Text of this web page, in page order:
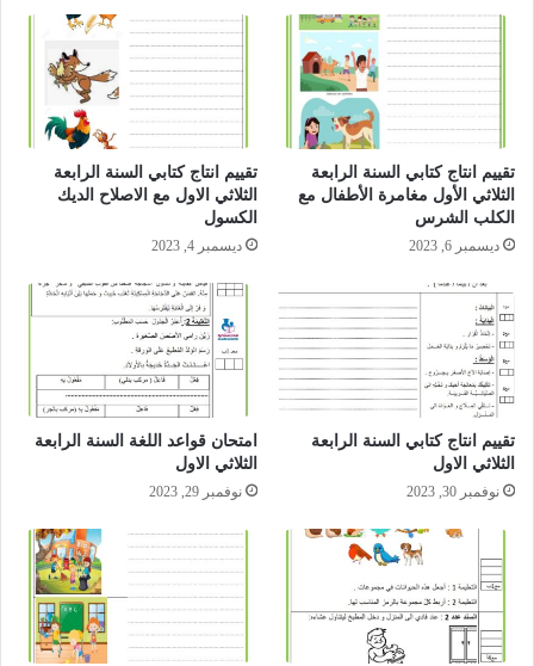
تقييم انتاج كتابي السنة الرابعة
الثلاثي الأول مغامرة الأطفال مع
الكلب الشرس
ديسمبر 6, 2023
تقييم انتاج كتابي السنة الرابعة
الثلاثي الاول مع الاصلاح الديك
الكسول
ديسمبر 4, 2023
تقييم انتاج كتابي السنة الرابعة
الثلاثي الاول
نوفمبر 30, 2023
امتحان قواعد اللغة السنة الرابعة
الثلاثي الاول
نوفمبر 29, 2023